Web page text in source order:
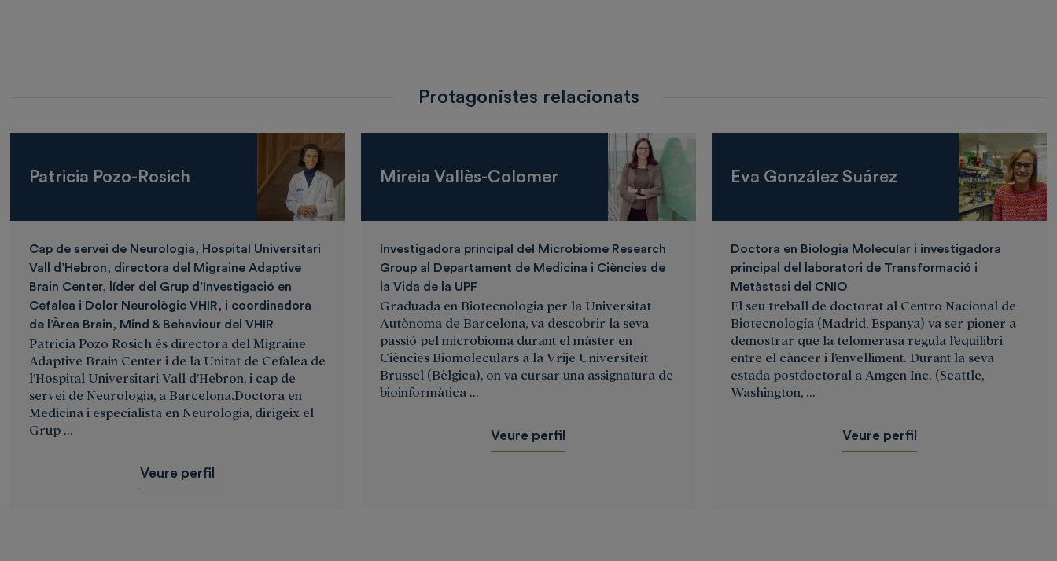
Protagonistes relacionats
Patricia Pozo-Rosich
Cap de servei de Neurologia, Hospital Universitari
Vall d’Hebron, directora del Migraine Adaptive
Brain Center, líder del Grup d’Investigació en
Cefalea i Dolor Neurològic VHIR, i coordinadora
de l’Àrea Brain, Mind & Behaviour del VHIR
Patricia Pozo Rosich és directora del Migraine
Adaptive Brain Center i de la Unitat de Cefalea de
l’Hospital Universitari Vall d’Hebron, i cap de
servei de Neurologia, a Barcelona.Doctora en
Medicina i especialista en Neurologia, dirigeix el
Grup ...
Veure perfil
Mireia Vallès-Colomer
Investigadora principal del Microbiome Research
Group al Departament de Medicina i Ciències de
la Vida de la UPF
Graduada en Biotecnologia per la Universitat
Autònoma de Barcelona, va descobrir la seva
passió pel microbioma durant el màster en
Ciències Biomoleculars a la Vrije Universiteit
Brussel (Bèlgica), on va cursar una assignatura de
bioinformàtica ...
Veure perfil
Eva González Suárez
Doctora en Biologia Molecular i investigadora
principal del laboratori de Transformació i
Metàstasi del CNIO
El seu treball de doctorat al Centro Nacional de
Biotecnología (Madrid, Espanya) va ser pioner a
demostrar que la telomerasa regula l’equilibri
entre el càncer i l’envelliment. Durant la seva
estada postdoctoral a Amgen Inc. (Seattle,
Washington, ...
Veure perfil